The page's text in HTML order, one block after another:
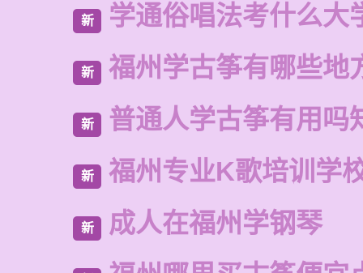
新 学通俗唱法考什么大
新 福州学古筝有哪些地
新 普通人学古筝有用吗
新 福州专业K歌培训学
新 成人在福州学钢琴